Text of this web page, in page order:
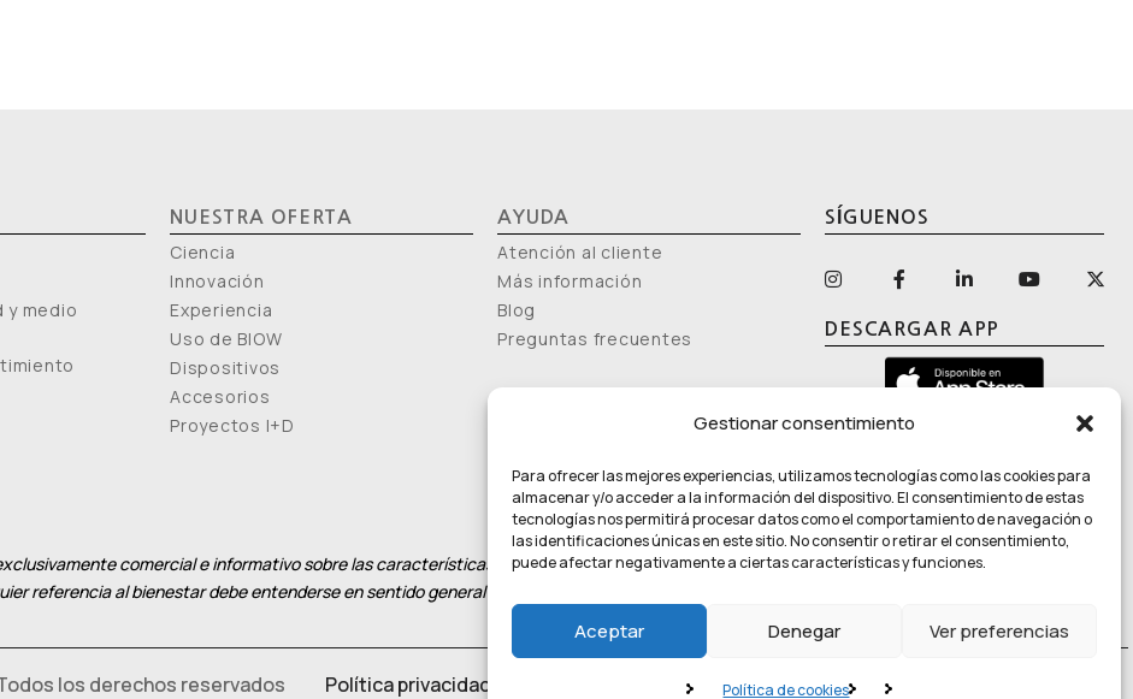
Gestionar consentimiento
Para ofrecer las mejores experiencias, utilizamos tecnologías como las cookies para
almacenar y/o acceder a la información del dispositivo. El consentimiento de estas
tecnologías nos permitirá procesar datos como el comportamiento de navegación o
las identificaciones únicas en este sitio. No consentir o retirar el consentimiento,
puede afectar negativamente a ciertas características y funciones.
Aceptar Denegar Ver preferencias
Política de cookies
y medio
NUESTRA OFERTA
Ciencia
Innovación
Experiencia
Uso de BIOW
Dispositivos
Accesorios
Proyectos I+D
AYUDA
Atención al cliente
Más información
Blog
Preguntas frecuentes
SÍGUENOS
DESCARGAR APP
comercial e informativo sobre las características del producto. El producto no es un medicamento ni un producto sanitario, y no
referencia al bienestar debe entenderse en sentido general y no como atribución de propiedades sanitarias específicas
los derechos reservados Política privacidad